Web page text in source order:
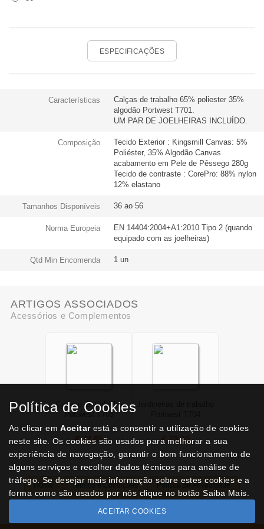
ESPECIFICAÇÕES
Características
Calças de trabalho 65% poliester 35%
algodão Portwest T701.
UM PAR DE JOELHEIRAS INCLUÍDO.
Composição
Tecido Exterior : Kingsmill Canvas: 5%
Poliéster, 35% Algodão Canvas
acabamento em Pele de Pêssego 280g
Tecido de contraste : CorePro: 88% nylon
12% elastano
Tamanhos Disponíveis 36 ao 56
Norma Europeia
EN 14404:2004+A1:2010 Tipo 2 (quando
equipado com as joelheiras)
Qtd Min Encomenda 1 un
ARTIGOS ASSOCIADOS
Acessórios e Complementos
Casaco de trabalho
Portwest T703
€ 72,85 € 79,40
Home Termos e Condições Política de Privacidade
Política de Cookies
Ao clicar emAceitarestá a consentir a utilização de cookies
neste site. Os cookies são usados para melhorar a sua
experiência de navegação, garantir o bom funcionamento de
alguns serviços e recolher dados técnicos para análise de
tráfego. Se desejar mais informação sobre estes cookies e a
forma como são usados por nós clique no botão Saiba Mais.
ACEITAR COOKIES